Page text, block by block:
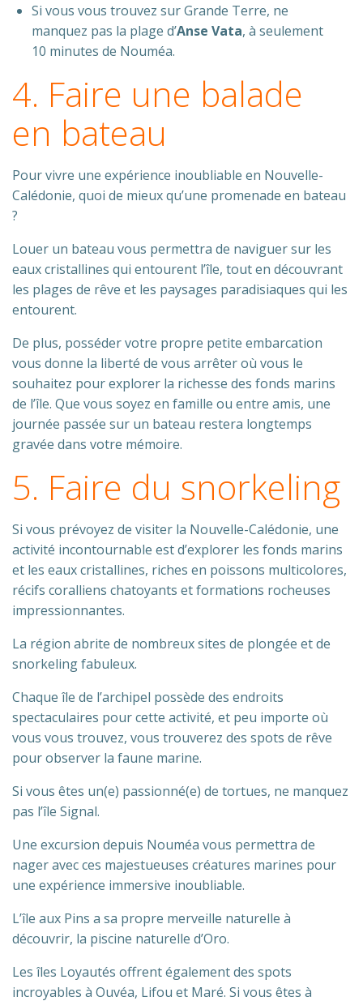
Si vous vous trouvez sur Grande Terre, ne
manquez pas la plage d’Anse Vata, à seulement
10 minutes de Nouméa.
4. Faire une balade
en bateau
Pour vivre une expérience inoubliable en Nouvelle-
Calédonie, quoi de mieux qu’une promenade en bateau
?
Louer un bateau vous permettra de naviguer sur les
eaux cristallines qui entourent l’île, tout en découvrant
les plages de rêve et les paysages paradisiaques qui les
entourent.
De plus, posséder votre propre petite embarcation
vous donne la liberté de vous arrêter où vous le
souhaitez pour explorer la richesse des fonds marins
de l’île. Que vous soyez en famille ou entre amis, une
journée passée sur un bateau restera longtemps
gravée dans votre mémoire.
5. Faire du snorkeling
Si vous prévoyez de visiter la Nouvelle-Calédonie, une
activité incontournable est d’explorer les fonds marins
et les eaux cristallines, riches en poissons multicolores,
récifs coralliens chatoyants et formations rocheuses
impressionnantes.
La région abrite de nombreux sites de plongée et de
snorkeling fabuleux.
Chaque île de l’archipel possède des endroits
spectaculaires pour cette activité, et peu importe où
vous vous trouvez, vous trouverez des spots de rêve
pour observer la faune marine.
Si vous êtes un(e) passionné(e) de tortues, ne manquez
pas l’île Signal.
Une excursion depuis Nouméa vous permettra de
nager avec ces majestueuses créatures marines pour
une expérience immersive inoubliable.
L’île aux Pins a sa propre merveille naturelle à
découvrir, la piscine naturelle d’Oro.
Les îles Loyautés offrent également des spots
incroyables à Ouvéa, Lifou et Maré. Si vous êtes à